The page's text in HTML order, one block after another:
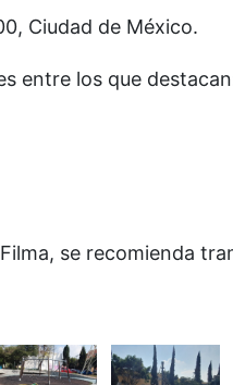
Ciudad de México.
entre los que
se recomienda